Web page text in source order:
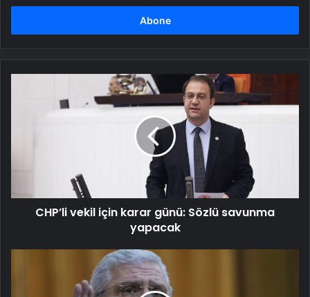
adresinizi
CHP’li vekil için karar günü: Sözlü savunma
yapacak